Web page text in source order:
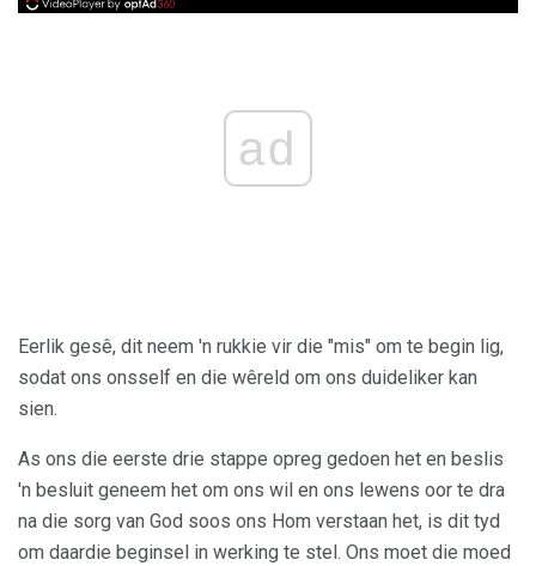
ad
Eerlik gesê, dit neem 'n rukkie vir die "mis" om te begin lig,
sodat ons onsself en die wêreld om ons duideliker kan
sien.
As ons die eerste drie stappe opreg gedoen het en beslis
'n besluit geneem het om ons wil en ons lewens oor te dra
na die sorg van God soos ons Hom verstaan ​​het, is dit tyd
om daardie beginsel in werking te stel. Ons moet die moed